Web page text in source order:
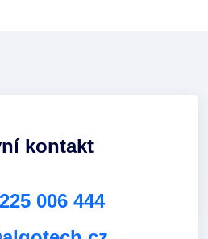
kontakt
006 444